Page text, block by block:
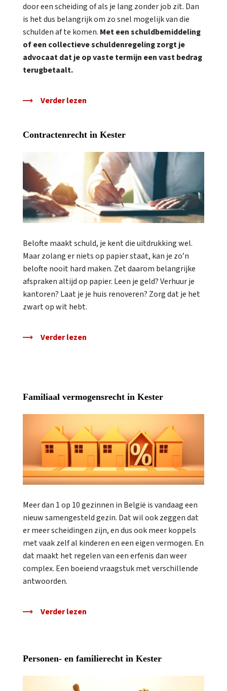
door een scheiding of als je lang zonder job zit. Dan
is het dus belangrijk om zo snel mogelijk van die
schulden af te komen. Met een schuldbemiddeling
of een collectieve schuldenregeling zorgt je
advocaat dat je op vaste termijn een vast bedrag
terugbetaalt.
Verder lezen
Contractenrecht in Kester
Belofte maakt schuld, je kent die uitdrukking wel.
Maar zolang er niets op papier staat, kan je zo’n
belofte nooit hard maken. Zet daarom belangrijke
afspraken altijd op papier. Leen je geld? Verhuur je
kantoren? Laat je je huis renoveren? Zorg dat je het
zwart op wit hebt.
Verder lezen
Familiaal vermogensrecht in Kester
Meer dan 1 op 10 gezinnen in België is vandaag een
nieuw samengesteld gezin. Dat wil ook zeggen dat
er meer scheidingen zijn, en dus ook meer koppels
met vaak zelf al kinderen en een eigen vermogen. En
dat maakt het regelen van een erfenis dan weer
complex. Een boeiend vraagstuk met verschillende
antwoorden.
Verder lezen
Personen- en familierecht in Kester